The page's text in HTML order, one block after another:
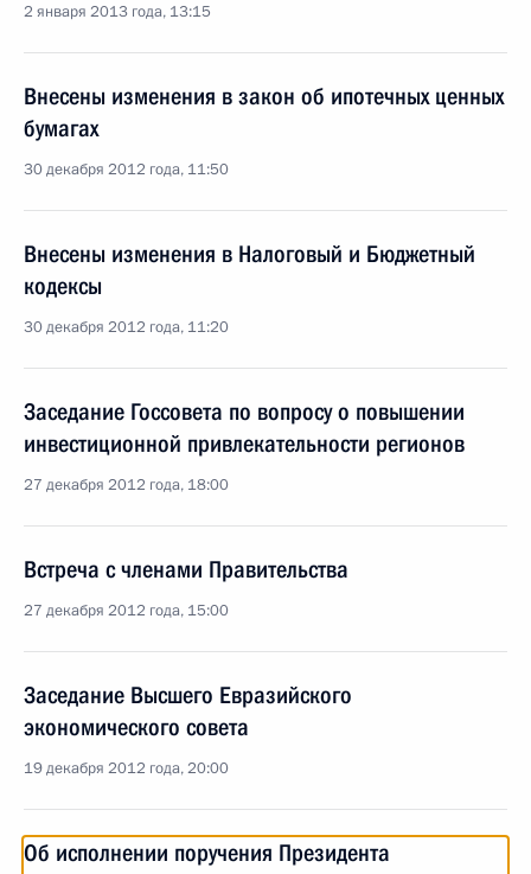
2 января 2013 года, 13:15
Внесены изменения в закон об ипотечных ценных
бумагах
30 декабря 2012 года, 11:50
Внесены изменения в Налоговый и Бюджетный
кодексы
30 декабря 2012 года, 11:20
Заседание Госсовета по вопросу о повышении
инвестиционной привлекательности регионов
27 декабря 2012 года, 18:00
Встреча с членами Правительства
27 декабря 2012 года, 15:00
Заседание Высшего Евразийского
экономического совета
19 декабря 2012 года, 20:00
Об исполнении поручения Президента